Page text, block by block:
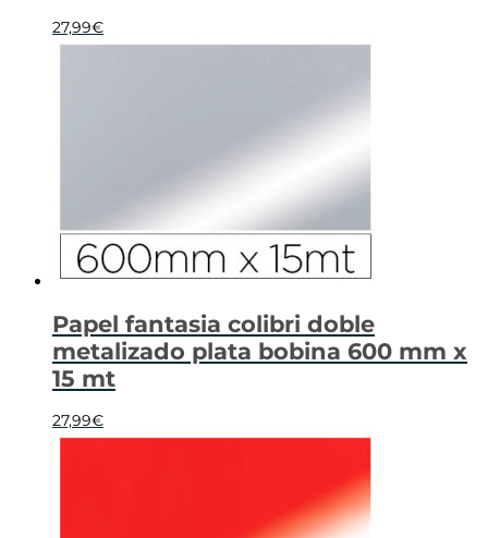
27,99€
Papel fantasia colibri doble
metalizado plata bobina 600 mm x
15 mt
27,99€